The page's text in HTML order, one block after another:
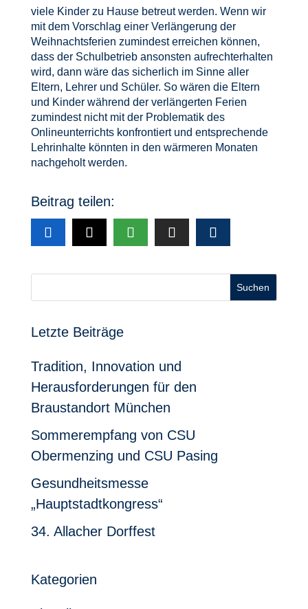
viele Kinder zu Hause betreut werden. Wenn wir
mit dem Vorschlag einer Verlängerung der
Weihnachtsferien zumindest erreichen können,
dass der Schulbetrieb ansonsten aufrechterhalten
wird, dann wäre das sicherlich im Sinne aller
Eltern, Lehrer und Schüler. So wären die Eltern
und Kinder während der verlängerten Ferien
zumindest nicht mit der Problematik des
Onlineunterrichts konfrontiert und entsprechende
Lehrinhalte könnten in den wärmeren Monaten
nachgeholt werden.
Beitrag teilen:
Suchen
Letzte Beiträge
Tradition, Innovation und
Herausforderungen für den
Braustandort München
Sommerempfang von CSU
Obermenzing und CSU Pasing
Gesundheitsmesse
„Hauptstadtkongress“
34. Allacher Dorffest
Kategorien